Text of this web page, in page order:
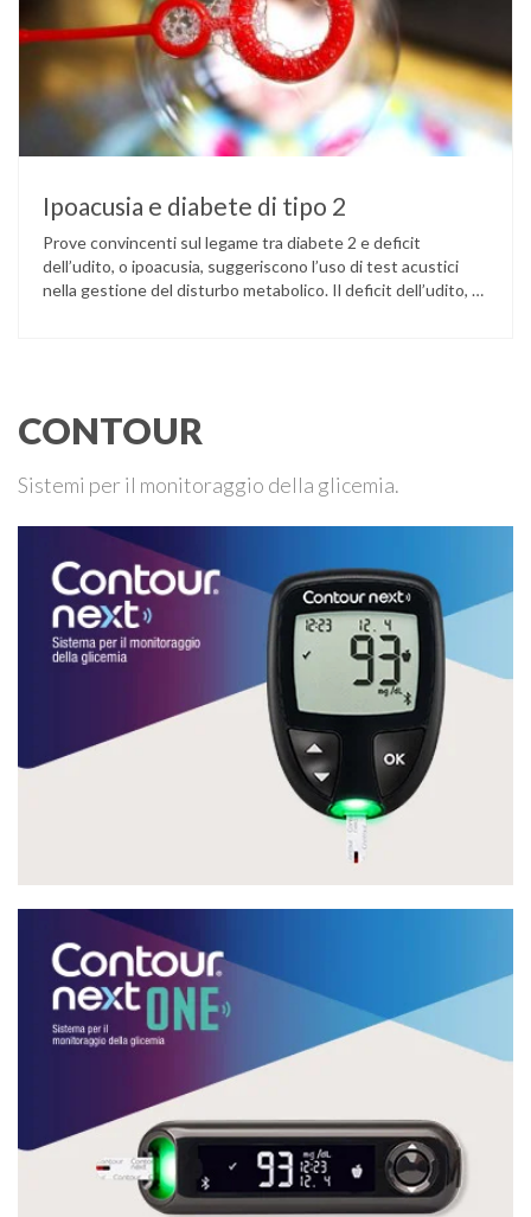
Ipoacusia e diabete di tipo 2
Prove convincenti sul legame tra diabete 2 e deficit
dell’udito, o ipoacusia, suggeriscono l’uso di test acustici
nella gestione del disturbo metabolico. Il deficit dell’udito, o
CONTOUR
Sistemi per il monitoraggio della glicemia.